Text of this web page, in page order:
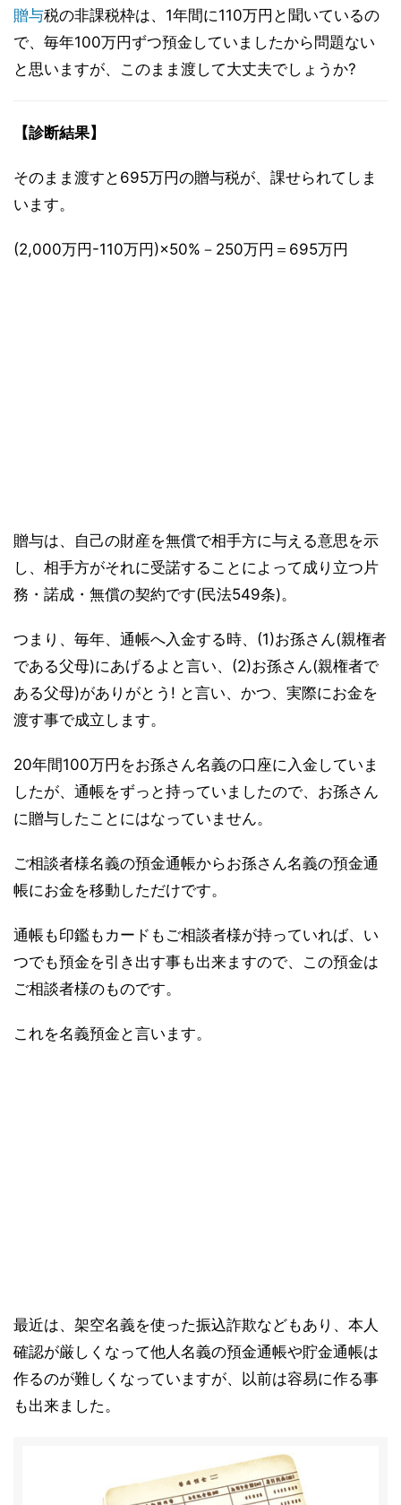
贈与税の非課税枠は、1年間に110万円と聞いているの
で、毎年100万円ずつ預金していましたから問題ない
と思いますが、このまま渡して大丈夫でしょうか?
【診断結果】
そのまま渡すと695万円の贈与税が、課せられてしま
います。
(2,000万円-110万円)×50%－250万円＝695万円
贈与は、自己の財産を無償で相手方に与える意思を示
し、相手方がそれに受諾することによって成り立つ片
務・諾成・無償の契約です(民法549条)。
つまり、毎年、通帳へ入金する時、(1)お孫さん(親権者
である父母)にあげるよと言い、(2)お孫さん(親権者で
ある父母)がありがとう! と言い、かつ、実際にお金を
渡す事で成立します。
20年間100万円をお孫さん名義の口座に入金していま
したが、通帳をずっと持っていましたので、お孫さん
に贈与したことにはなっていません。
ご相談者様名義の預金通帳からお孫さん名義の預金通
帳にお金を移動しただけです。
通帳も印鑑もカードもご相談者様が持っていれば、い
つでも預金を引き出す事も出来ますので、この預金は
ご相談者様のものです。
これを名義預金と言います。
最近は、架空名義を使った振込詐欺などもあり、本人
確認が厳しくなって他人名義の預金通帳や貯金通帳は
作るのが難しくなっていますが、以前は容易に作る事
も出来ました。